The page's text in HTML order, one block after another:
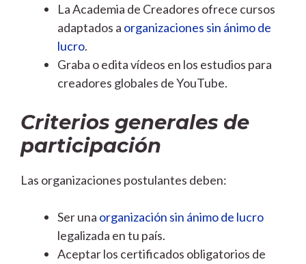
La Academia de Creadores ofrece cursos
adaptados a organizaciones sin ánimo de
lucro.
Graba o edita vídeos en los estudios para
creadores globales de YouTube.
Criterios generales de
participación
Las organizaciones postulantes deben:
Ser una organización sin ánimo de lucro
legalizada en tu país.
Aceptar los certificados obligatorios de